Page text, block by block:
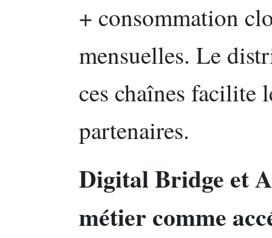
+ consommation
mensuelles. Le
ces chaînes facilite
partenaires.
Digital Bridge et
métier comme